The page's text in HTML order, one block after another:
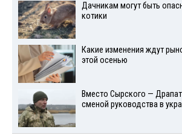
Дачникам могут быть
котики
Какие изменения ждут
этой осенью
Вместо Сырского —
сменой руководства в